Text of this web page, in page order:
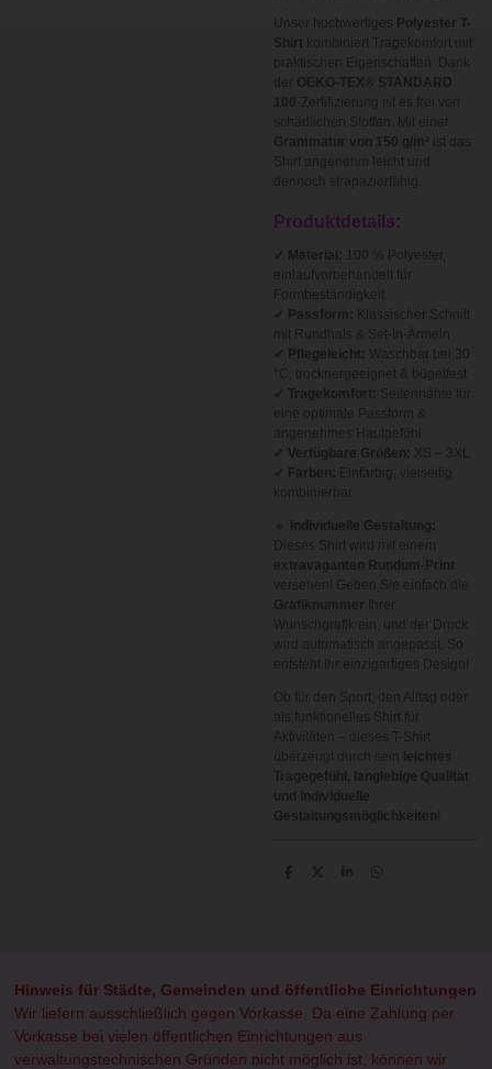
Unser hochwertiges Polyester T-
Shirt kombiniert Tragekomfort mit
praktischen Eigenschaften. Dank
der OEKO-TEX® STANDARD
100
-Zertifizierung ist es frei von
schädlichen Stoffen. Mit einer
Grammatur von 150 g/m²
Shirt angenehm leicht und
dennoch strapazierfähig.
Produktdetails:
✔ Material:
100 % Polyester,
einlaufvorbehandelt für
Formbeständigkeit
✔
Passform:
Klassischer Schnitt
mit Rundhals & Set-In-Ärmeln
✔
Pflegeleicht:
Waschbar bei 30
°C, trocknergeeignet & bügelfest
✔ Tragekomfort:
Seitennähte für
eine optimale Passform &
angenehmes Hautgefühl
✔ Verfügbare Größen:
✔
Farben:
Einfarbig, vielseitig
kombinierbar
Individuelle Gestaltung:
Dieses Shirt wird mit einem
extravaganten Rundum-Print
versehen! Geben Sie einfach die
Grafiknummer
Ihrer
Wunschgrafik ein, und der Druck
wird automatisch angepasst. So
entsteht Ihr einzigartiges Design!
Ob für den Sport, den Alltag oder
als funktionelles Shirt für
Aktivitäten – dieses T-Shirt
überzeugt durch sein
leichtes
Tragegefühl, langlebige Qualität
und individuelle
Gestaltungsmöglichkeiten
T
T
T
Hinweis für Städte, Gemeinden und öffentliche Einrichtungen
Wir liefern ausschließlich gegen Vorkasse. Da eine Zahlung per
Vorkasse bei vielen öffentlichen Einrichtungen aus
verwaltungstechnischen Gründen nicht möglich ist, können wir